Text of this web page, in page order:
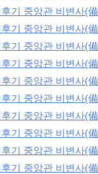
기 중앙관 비변사(
기 중앙관 비변사(
기 중앙관 비변사(
기 중앙관 비변사(
기 중앙관 비변사(
기 중앙관 비변사(
기 중앙관 비변사(
기 중앙관 비변사(
기 중앙관 비변사(
기 중앙관 비변사(